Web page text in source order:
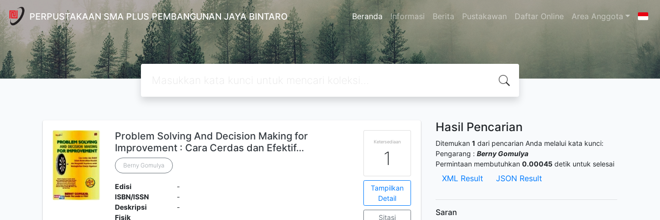
PERPUSTAKAAN SMA PLUS PEMBANGUNAN JAYA BINTARO Beranda Informasi Berita Pustakawan Daftar Online Area Anggota
Problem Solving And Decision Making for
Improvement : Cara Cerdas dan Efektif…
Berny Gomulya
Edisi
-
ISBN/ISSN
-
Deskripsi
Fisik
-
Ketersediaan
1
Tampilkan
Detail
Sitasi
Hasil Pencarian
Ditemukan 1 dari pencarian Anda melalui kata kunci:
Pengarang : Berny Gomulya
Permintaan membutuhkan 0.00045 detik untuk selesai
XML Result JSON Result
Saran